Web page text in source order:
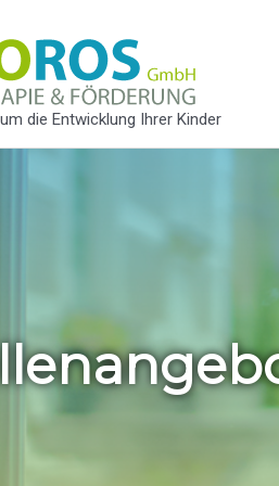
die Entwicklung Ihrer Kinder